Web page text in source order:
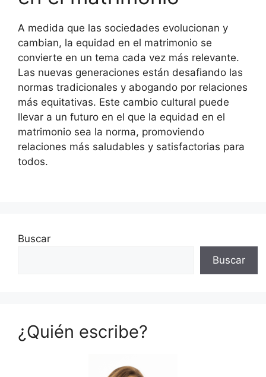
A medida que las sociedades evolucionan y
cambian, la equidad en el matrimonio se
convierte en un tema cada vez más relevante.
Las nuevas generaciones están desafiando las
normas tradicionales y abogando por relaciones
más equitativas. Este cambio cultural puede
llevar a un futuro en el que la equidad en el
matrimonio sea la norma, promoviendo
relaciones más saludables y satisfactorias para
todos.
Buscar
Buscar
¿Quién escribe?